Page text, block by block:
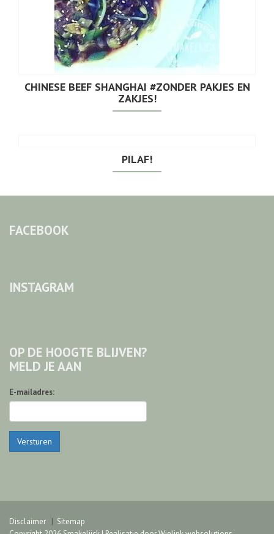
CHINESE BEEF SHANGHAI #ZONDER PAKJES EN
ZAKJES!
PILAF!
FACEBOOK
INSTAGRAM
OP DE HOOGTE BLIJVEN?
MELD JE AAN
E-mailadres:
Versturen
Disclaimer
Sitemap